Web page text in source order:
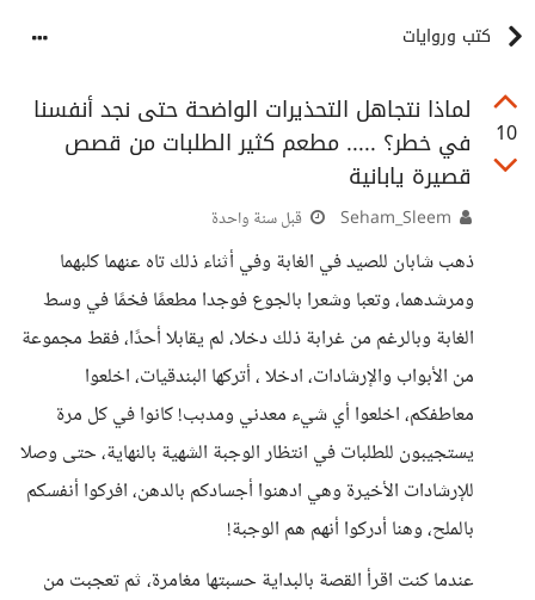
كتب وروايات
10
لماذا نتجاهل التحذيرات الواضحة حتى نجد أنفسنا
في خطر؟ ..... مطعم كثير الطلبات من قصص
قصيرة يابانية
قبل سنة واحدة
ذهب شابان للصيد في الغابة وفي أثناء ذلك تاه عنهما كلبهما
ومرشدهما، وتعبا وشعرا بالجوع فوجدا مطعمًا فخمًا في وسط
الغابة وبالرغم من غرابة ذلك دخلا، لم يقابلا أحدًا، فقط مجموعة
من الأبواب والإرشادات، ادخلا ، أتركها البندقيات، اخلعوا
معاطفكم، اخلعوا أي شيء معدني ومدبب! كانوا في كل مرة
يستجيبون للطلبات في انتظار الوجبة الشهية بالنهاية، حتى وصلا
للإرشادات الأخيرة وهي ادهنوا أجسادكم بالدهن، افركوا أنفسكم
بالملح، وهنا أدركوا أنهم هم الوجبة!
عندما كنت اقرأ القصة بالبداية حسبتها مغامرة، ثم تعجبت من